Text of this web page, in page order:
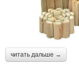
читать дальше →